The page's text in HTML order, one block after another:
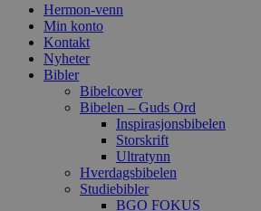
Hermon-venn
Min konto
Kontakt
Nyheter
Bibler
Bibelcover
Bibelen – Guds Ord
Inspirasjonsbibelen
Storskrift
Ultratynn
Hverdagsbibelen
Studiebibler
BGO FOKUS